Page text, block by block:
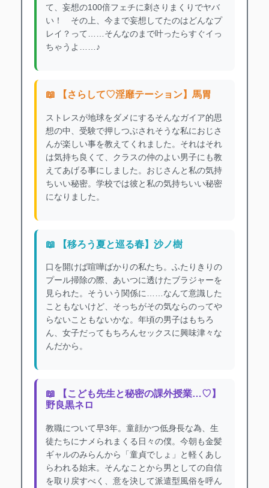
て、妄想の100倍フェチに刺さりまくりでヤバ
い！ その上、今まで妄想してたのはどんなプ
レイ？って……そんなのまで叶ったらすぐイっ
ちゃうよ……♪
📖 【さらして♡淫靡テーション】馬胃
ストレスが地球をダメにするそんなガイア的思
想の中、受験で押しつぶされそうな私におじさ
んが楽しい事を教えてくれました。それはそれ
は気持ち良くて、クラスの仲のよい男子にも教
えてあげる事にしました。おじさんと私の気持
ちいい秘密。学校では彼と私の気持ちいい秘密
になりました。
📖 【移ろう夏と巡る春】沙ノ樹
口を開けば喧嘩ばかりの私たち。ふたりきりの
プール掃除の際、あいつに透けたブラジャーを
見られた。そういう関係に……なんて意識した
こともないけど、そっちがその気ならのってや
らないこともないかな。年頃の男子はもちろ
ん、女子だってもちろんセックスに興味津々な
んだから。
📖 【こども先生と秘密の課外授業…♡】
野良黒ネロ
教職について早3年。童顔かつ低身長な為、生
徒たちにナメられまくる日々の僕。今朝も金髪
ギャルのみらんから「童貞でしょ」と軽くあし
らわれる始末。そんなことから男としての自信
を取り戻すべく、意を決して派遣型風俗を呼ん